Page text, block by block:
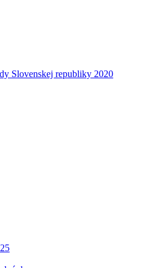
Slovenskej republiky 2020